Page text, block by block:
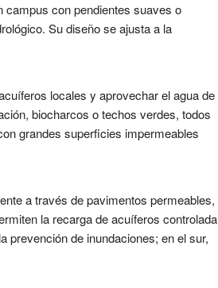
campus con pendientes suaves o
Su diseño se ajusta a la
locales y aprovechar el agua de
biocharcos o techos verdes, todos
grandes superficies impermeables
a través de pavimentos permeables,
la recarga de acuíferos controlada
prevención de inundaciones; en el sur,